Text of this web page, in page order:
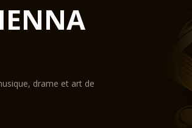
la scène dans un
l'éclairage, la
galerie) peut
drame et art de